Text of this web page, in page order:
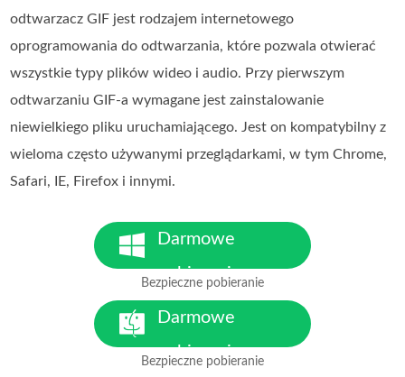
odtwarzacz GIF jest rodzajem internetowego
oprogramowania do odtwarzania, które pozwala otwierać
wszystkie typy plików wideo i audio. Przy pierwszym
odtwarzaniu GIF-a wymagane jest zainstalowanie
niewielkiego pliku uruchamiającego. Jest on kompatybilny z
wieloma często używanymi przeglądarkami, w tym Chrome,
Safari, IE, Firefox i innymi.
Darmowe
pobieranie
Dla Windows 7 lub nowszego
Bezpieczne pobieranie
Darmowe
pobieranie
Dla macOS 10.7 lub nowszego
Bezpieczne pobieranie